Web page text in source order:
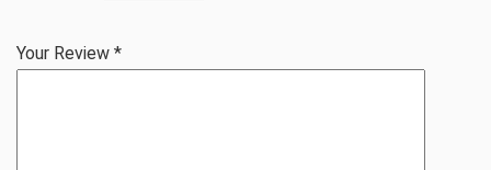
Your Review *